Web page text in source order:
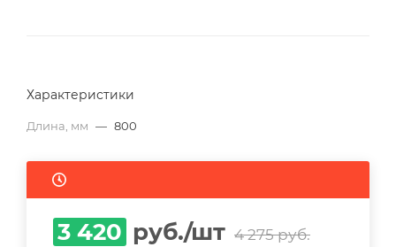
Характеристики
Длина, мм — 800
3 420 руб./шт 4 275руб.